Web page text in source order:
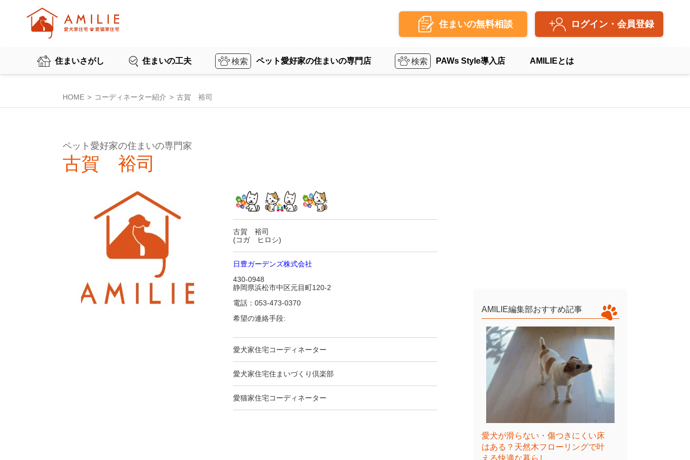
住まいの無料相談 ログイン・会員登録
住まいさがし 住まいの工夫 ペット愛好家の住まいの専門店 PAWs Style導入店 AMILIEとは
HOME コーディネーター紹介 古賀 裕司
ペット愛好家の住まいの専門家
古賀 裕司
古賀 裕司
(コガ ヒロシ)
日豊ガーデンズ株式会社
430-0948
静岡県浜松市中区元目町120-2
電話：053-473-0370
希望の連絡手段:
愛犬家住宅コーディネーター
愛犬家住宅住まいづくり倶楽部
愛猫家住宅コーディネーター
AMILIE編集部おすすめ記事
愛犬が滑らない・傷つきにくい床
はある？天然木フローリングで叶
える快適な暮らし